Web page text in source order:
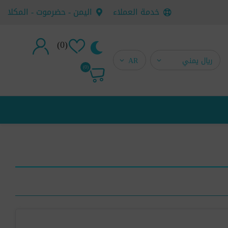
خدمة العملاء اليمن - حضرموت - المكلا
(0)
تسجيل جديد(0)